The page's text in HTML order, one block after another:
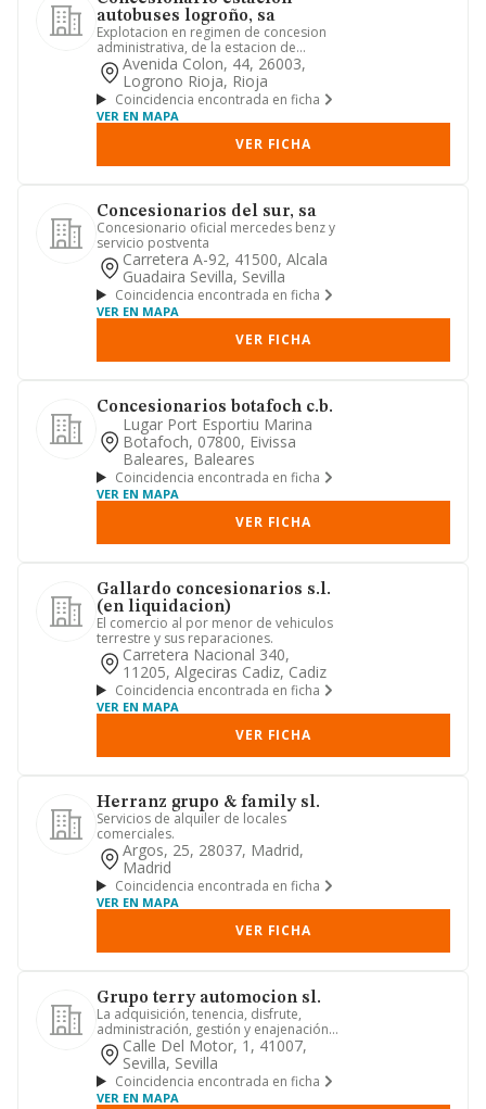
autobuses logroño, sa
Explotacion en regimen de concesion
administrativa, de la estacion de
autobuses de logroyo, propied...
Avenida Colon, 44, 26003,
Logrono Rioja, Rioja
Coincidencia encontrada en ficha
VER EN MAPA
VER FICHA
Concesionarios del sur, sa
Concesionario oficial mercedes benz y
servicio postventa
Carretera A-92, 41500, Alcala
Guadaira Sevilla, Sevilla
Coincidencia encontrada en ficha
VER EN MAPA
VER FICHA
Concesionarios botafoch c.b.
Lugar Port Esportiu Marina
Botafoch, 07800, Eivissa
Baleares, Baleares
Coincidencia encontrada en ficha
VER EN MAPA
VER FICHA
Gallardo concesionarios s.l.
(en liquidacion)
El comercio al por menor de vehiculos
terrestre y sus reparaciones.
Carretera Nacional 340,
11205, Algeciras Cadiz, Cadiz
Coincidencia encontrada en ficha
VER EN MAPA
VER FICHA
Herranz grupo & family sl.
Servicios de alquiler de locales
comerciales.
Argos, 25, 28037, Madrid,
Madrid
Coincidencia encontrada en ficha
VER EN MAPA
VER FICHA
Grupo terry automocion sl.
La adquisición, tenencia, disfrute,
administración, gestión y enajenación
de toda clase de valores ...
Calle Del Motor, 1, 41007,
Sevilla, Sevilla
Coincidencia encontrada en ficha
VER EN MAPA